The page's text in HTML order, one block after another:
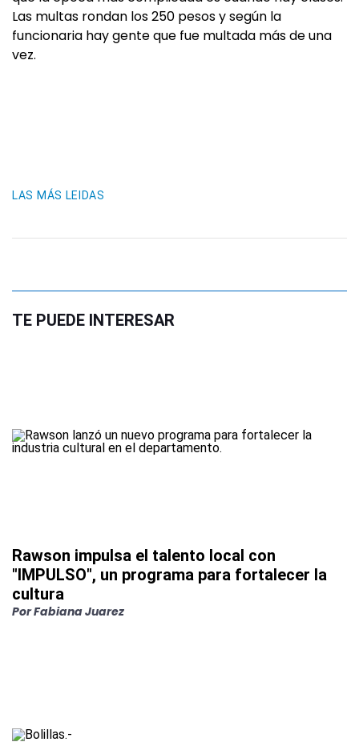
Las multas rondan los 250 pesos y según la
funcionaria hay gente que fue multada más de una
vez.
LAS MÁS LEIDAS
TE PUEDE INTERESAR
Rawson impulsa el talento local con
"IMPULSO", un programa para fortalecer la
cultura
PorFabiana Juarez